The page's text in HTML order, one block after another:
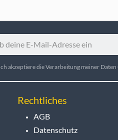
akzeptiere die Verarbeitung meiner
Rechtliches
AGB
Datenschutz